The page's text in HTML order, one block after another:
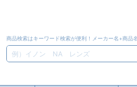
商品検索はキーワード検索が便利！メーカー名+商品